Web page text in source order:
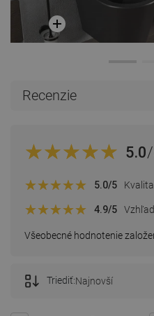
Recenzie
5.0
Všeobecné hodnotenie
5.0/5 Kvalita
4.9/5 Vzhľad
Triediť:Najnovší